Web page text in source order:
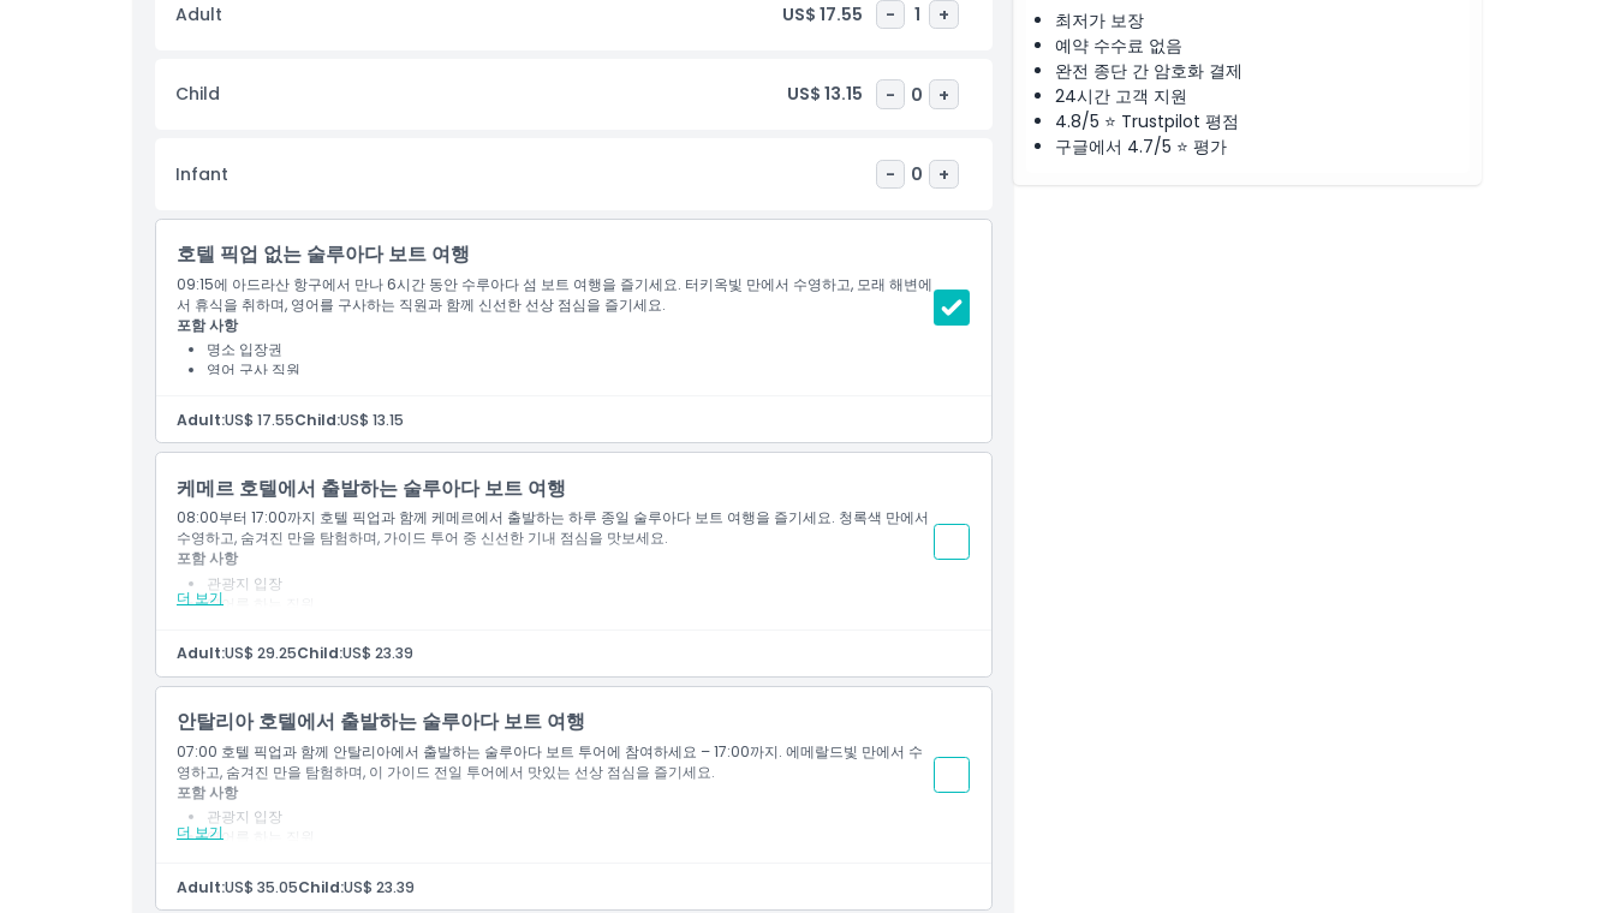
아동 성인 정책
픽업 시간 하차 시간
운영 시간
알아야 할 사항
출발 종료 지점
위치
교환 방법
취소 정책
Adult US$ 17.55 - 1 +
Child US$ 13.15 - 0 +
Infant - 0 +
호텔 픽업 없는 술루아다 보트 여행
09:15에 아드라산 항구에서 만나 6시간 동안 수루아다 섬 보트 여행을 즐기세요. 터키옥빛 만에서 수영하고, 모래 해변에
서 휴식을 취하며, 영어를 구사하는 직원과 함께 신선한 선상 점심을 즐기세요.
포함 사항
명소 입장권
영어 구사 직원
운영자가 제공하는 보험
Adult:US$ 17.55Child:US$ 13.15
케메르 호텔에서 출발하는 술루아다 보트 여행
08:00부터 17:00까지 호텔 픽업과 함께 케메르에서 출발하는 하루 종일 술루아다 보트 여행을 즐기세요. 청록색 만에서
수영하고, 숨겨진 만을 탐험하며, 가이드 투어 중 신선한 기내 점심을 맛보세요.
더 보기
포함 사항
관광지 입장
영어를 하는 직원
호텔 왕복 교통편
운영자가 제공하는 보험
Adult:US$ 29.25Child:US$ 23.39
안탈리아 호텔에서 출발하는 술루아다 보트 여행
07:00 호텔 픽업과 함께 안탈리아에서 출발하는 술루아다 보트 투어에 참여하세요 – 17:00까지. 에메랄드빛 만에서 수
영하고, 숨겨진 만을 탐험하며, 이 가이드 전일 투어에서 맛있는 선상 점심을 즐기세요.
더 보기
포함 사항
관광지 입장
영어를 하는 직원
호텔 왕복 교통편
운영자가 제공하는 보험
Adult:US$ 35.05Child:US$ 23.39
최저가 보장
예약 수수료 없음
완전 종단 간 암호화 결제
24시간 고객 지원
4.8/5 ⭐ Trustpilot 평점
구글에서 4.7/5 ⭐ 평가